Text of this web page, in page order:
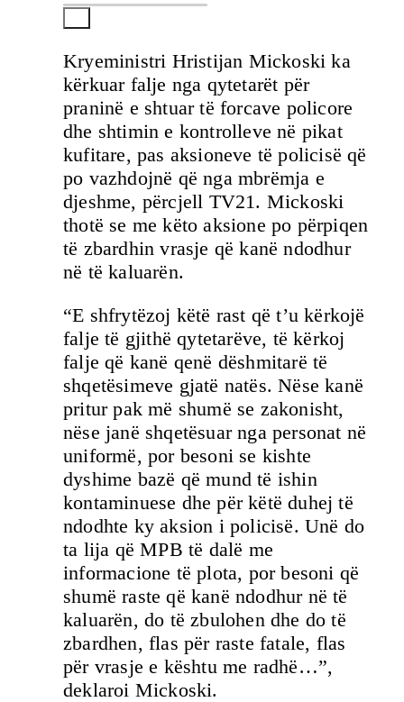
Kryeministri Hristijan Mickoski ka
kërkuar falje nga qytetarët për
praninë e shtuar të forcave policore
dhe shtimin e kontrolleve në pikat
kufitare, pas aksioneve të policisë që
po vazhdojnë që nga mbrëmja e
djeshme, përcjell TV21. Mickoski
thotë se me këto aksione po përpiqen
të zbardhin vrasje që kanë ndodhur
në të kaluarën.
“E shfrytëzoj këtë rast që t’u kërkojë
falje të gjithë qytetarëve, të kërkoj
falje që kanë qenë dëshmitarë të
shqetësimeve gjatë natës. Nëse kanë
pritur pak më shumë se zakonisht,
nëse janë shqetësuar nga personat në
uniformë, por besoni se kishte
dyshime bazë që mund të ishin
kontaminuese dhe për këtë duhej të
ndodhte ky aksion i policisë. Unë do
ta lija që MPB të dalë me
informacione të plota, por besoni që
shumë raste që kanë ndodhur në të
kaluarën, do të zbulohen dhe do të
zbardhen, flas për raste fatale, flas
për vrasje e kështu me radhë…”,
deklaroi Mickoski.